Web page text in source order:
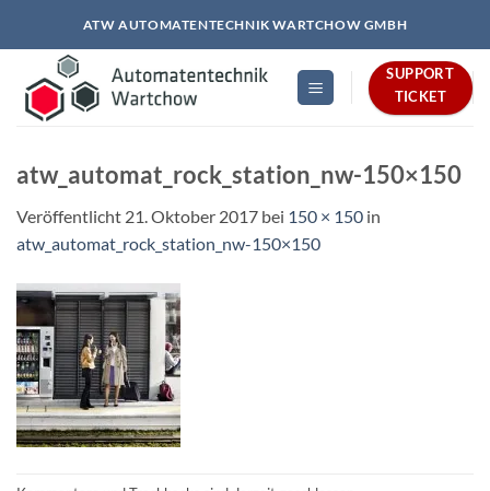
springen
ATW AUTOMATENTECHNIK WARTCHOW GMBH
SUPPORT
TICKET
atw_automat_rock_station_nw-150×150
Veröffentlicht 21. Oktober 2017 bei 150 × 150 in
atw_automat_rock_station_nw-150×150